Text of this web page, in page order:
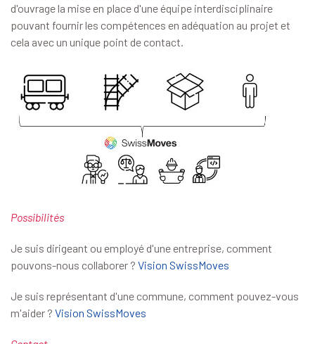
d'ouvrage la mise en place d'une équipe interdisciplinaire
pouvant fournir les compétences en adéquation au projet et
cela avec un unique point de contact.
Possibilités
Je suis dirigeant ou employé d'une entreprise, comment
pouvons-nous collaborer ? Vision SwissMoves
Je suis représentant d'une commune, comment pouvez-vous
m'aider ? Vision SwissMoves